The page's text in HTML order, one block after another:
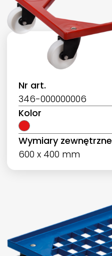
Nr art.
346-000000006
Kolor
Wymiary zewnętrzne
600 x 400 mm